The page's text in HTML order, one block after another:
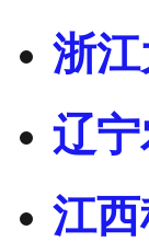
浙
辽
江